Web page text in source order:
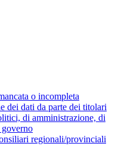
o incompleta
dei dati da parte dei titolari
di amministrazione, di
regionali/provinciali